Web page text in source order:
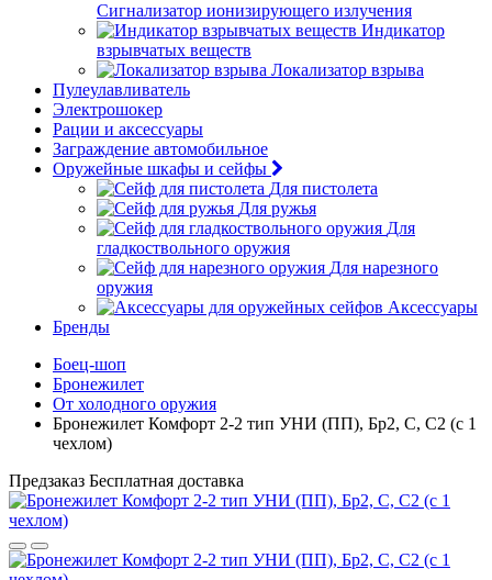
Сигнализатор ионизирующего излучения
Индикатор
взрывчатых веществ
Локализатор взрыва
Пулеулавливатель
Электрошокер
Рации и аксессуары
Заграждение автомобильное
Оружейные шкафы и сейфы
Для пистолета
Для ружья
Для
гладкоствольного оружия
Для нарезного
оружия
Аксессуары
Бренды
Боец-шоп
Бронежилет
От холодного оружия
Бронежилет Комфорт 2-2 тип УНИ (ПП), Бр2, С, С2 (с 1
чехлом)
Предзаказ Бесплатная доставка